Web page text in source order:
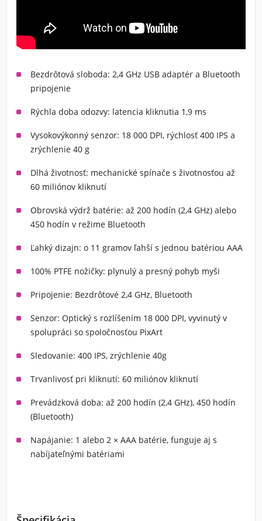
Bezdrôtová sloboda: 2,4 GHz USB adaptér a Bluetooth
pripojenie
Rýchla doba odozvy: latencia kliknutia 1,9 ms
Vysokovýkonný senzor: 18 000 DPI, rýchlosť 400 IPS a
zrýchlenie 40 g
Dlhá životnosť: mechanické spínače s životnosťou až
60 miliónov kliknutí
Obrovská výdrž batérie: až 200 hodín (2,4 GHz) alebo
450 hodín v režime Bluetooth
Ľahký dizajn: o 11 gramov ľahší s jednou batériou AAA
100% PTFE nožičky: plynulý a presný pohyb myši
Pripojenie: Bezdrôtové 2,4 GHz, Bluetooth
Senzor: Optický s rozlíšením 18 000 DPI, vyvinutý v
spolupráci so spoločnosťou PixArt
Sledovanie: 400 IPS, zrýchlenie 40g
Trvanlivosť pri kliknutí: 60 miliónov kliknutí
Prevádzková doba: až 200 hodín (2,4 GHz), 450 hodín
(Bluetooth)
Napájanie: 1 alebo 2 × AAA batérie, funguje aj s
nabíjateľnými batériami